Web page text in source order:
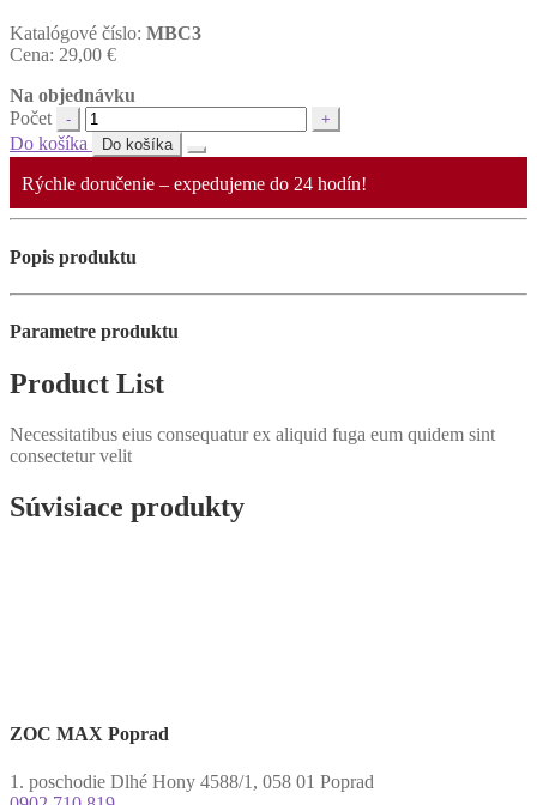
Katalógové číslo: MBC3
Cena: 29,00 €
Na objednávku
Počet
Do košíka
Do košíka
Rýchle doručenie – expedujeme do 24 hodín!
Popis produktu
Parametre produktu
Product List
Necessitatibus eius consequatur ex aliquid fuga eum quidem sint
consectetur velit
Súvisiace produkty
ZOC MAX Poprad
1. poschodie Dlhé Hony 4588/1, 058 01 Poprad